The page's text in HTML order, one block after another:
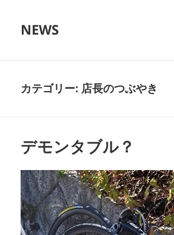
NEWS
カテゴリー: 店長のつぶやき
デモンタブル？